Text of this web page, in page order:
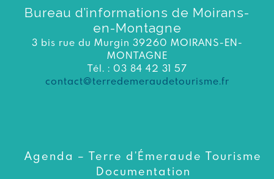
Bureau d’informations de Moirans-
en-Montagne
3 bis rue du Murgin 39260 MOIRANS-EN-
MONTAGNE
Tél. : 03 84 42 31 57
contact@terredemeraudetourisme.fr
Agenda – Terre d’Émeraude Tourisme
Documentation